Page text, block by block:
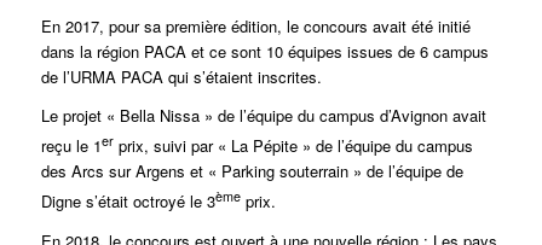
En 2017, pour sa première édition, le concours avait été initié
dans la région PACA et ce sont 10 équipes issues de 6 campus
de l’URMA PACA qui s’étaient inscrites.
Le projet « Bella Nissa » de l’équipe du campus d’Avignon avait
reçu le 1erprix, suivi par « La Pépite » de l’équipe du campus
des Arcs sur Argens et « Parking souterrain » de l’équipe de
Digne s’était octroyé le 3èmeprix.
En 2018, le concours est ouvert à une nouvelle région : Les pays